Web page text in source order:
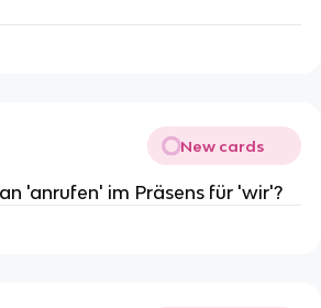
New cards
'anrufen' im Präsens für 'wir'?